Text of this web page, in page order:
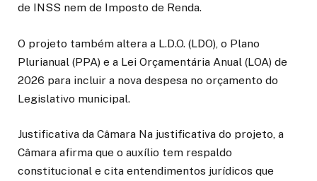
de INSS nem de Imposto de Renda.
O projeto também altera a L.D.O. (LDO), o Plano
Plurianual (PPA) e a Lei Orçamentária Anual (LOA) de
2026 para incluir a nova despesa no orçamento do
Legislativo municipal.
Justificativa da Câmara Na justificativa do projeto, a
Câmara afirma que o auxílio tem respaldo
constitucional e cita entendimentos jurídicos que